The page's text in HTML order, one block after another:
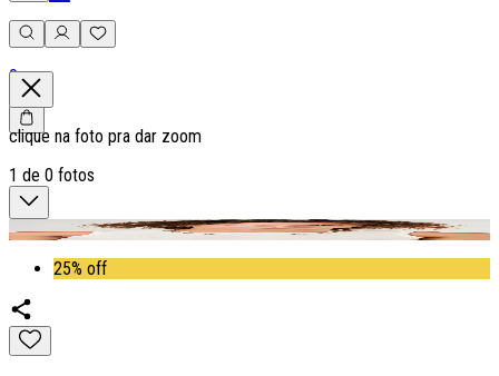
0
clique na foto pra dar zoom
1 de 0 fotos
25% off